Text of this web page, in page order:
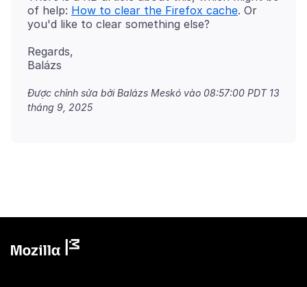
of help: How to clear the Firefox cache. Or
Regards,
Được chỉnh sửa bởi Balázs Meskó vào 08:57:00 PDT 13
tháng 9, 2025